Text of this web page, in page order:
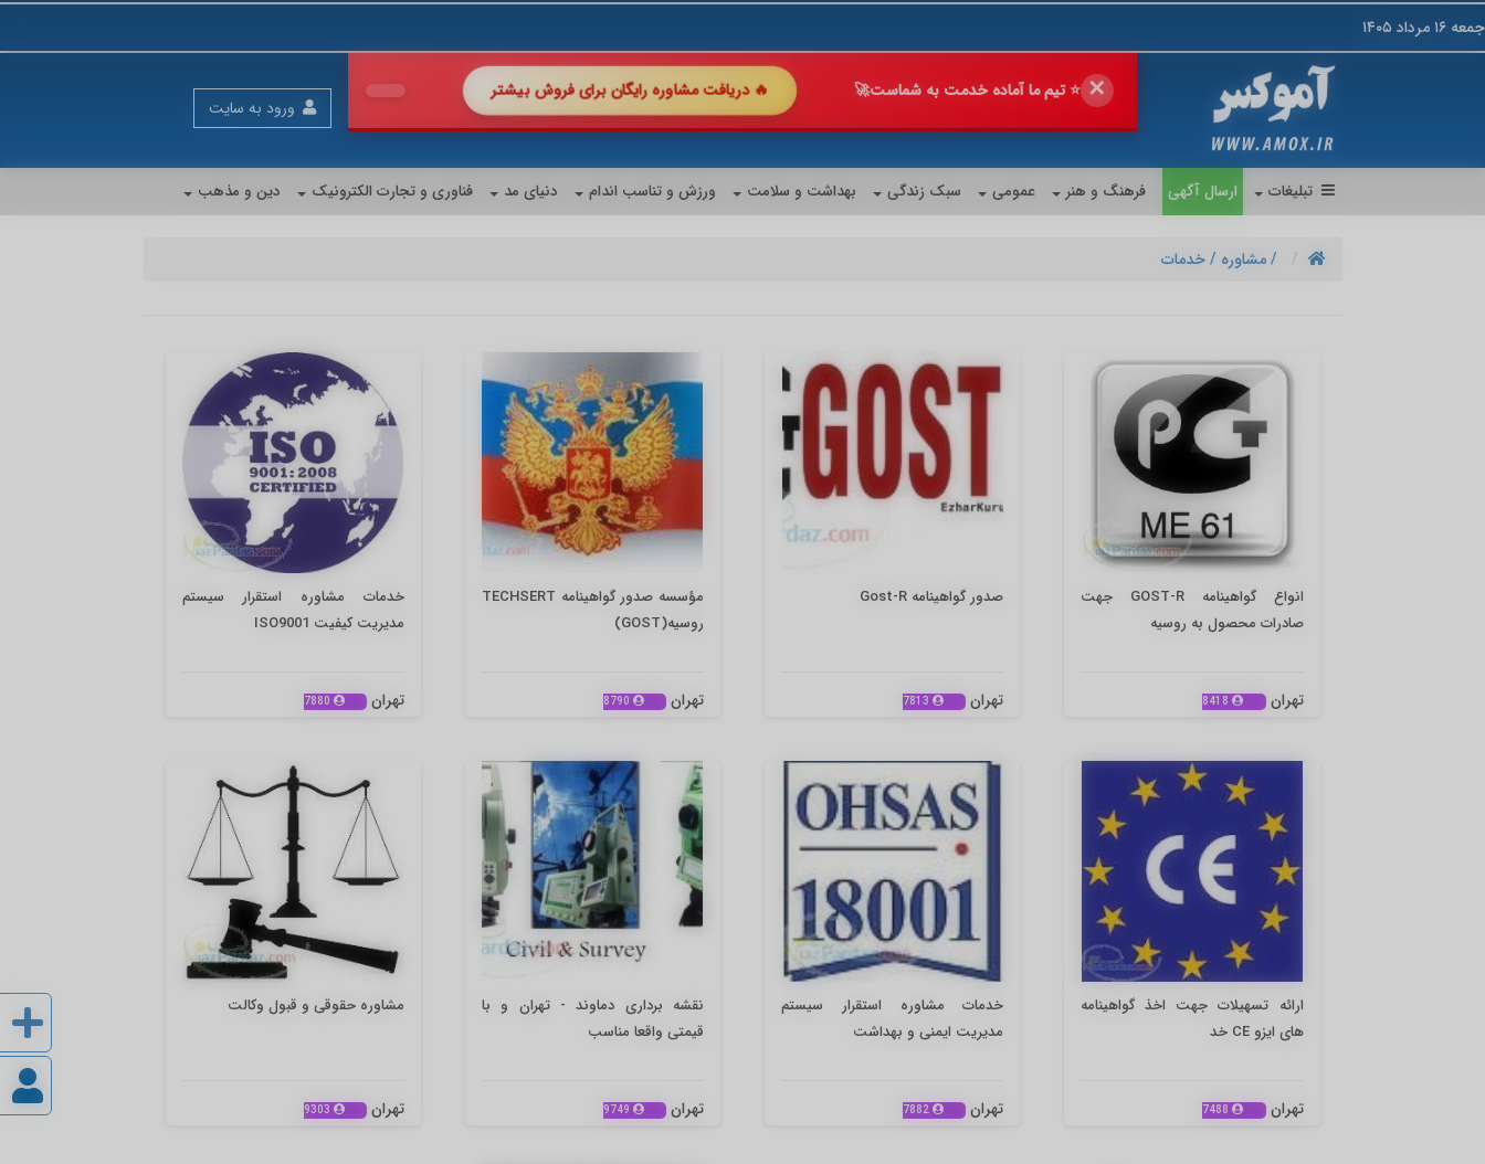
جمعه ۱۶ مرداد ۱۴۰۵
✕ 🔥 فروش خود را با ما چند برابر کن!🚀 🔥 دریافت مشاوره رایگان برای فروش بیشتر
💎 پیشنهاد شگفت‌انگیز
ورود به سایت
تبلیغات ارسال آگهی فرهنگ و هنر عمومی سبک زندگی بهداشت و سلامت ورزش و تناسب اندام دنیای مد فناوری و تجارت الکترونیک دین و مذهب
/ مشاوره / خدمات
مشاوره حقوقی و قبول وکالت
تهران
نقشه برداری دماوند - تهران و با
قیمتی واقعا مناسب
تهران
خدمات مشاوره استقرار سیستم
مدیریت ایمنی و بهداشت
تهران 7882
ارائه تسهیلات جهت اخذ گواهینامه
های ایزو CE خد
تهران 7488
خدمات مشاوره استقرار سیستم
مدیریت کیفیت ISO9001
تهران
مؤسسه صدور گواهینامه TECHSERT
روسیه(GOST)
تهران
صدور گواهینامه Gost-R
تهران 7813
انواع گواهینامه GOST-R جهت
صادرات محصول به روسیه
تهران 8418